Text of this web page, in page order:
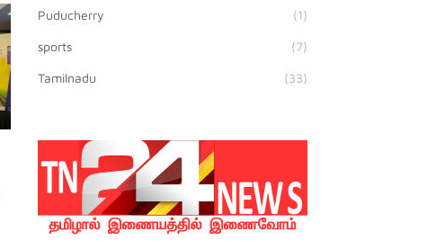
Puducherry (1)
sports (7)
Tamilnadu (33)